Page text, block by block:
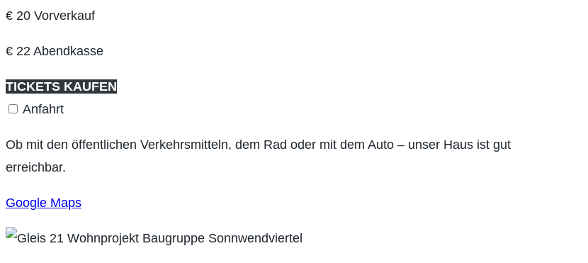
€ 20 Vorverkauf
€ 22 Abendkasse
TICKETS KAUFEN
Anfahrt
Ob mit den öffentlichen Verkehrsmitteln, dem Rad oder mit dem Auto – unser Haus ist gut
erreichbar.
Google Maps